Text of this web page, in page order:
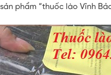
phẩm “thuốc lào Vĩnh